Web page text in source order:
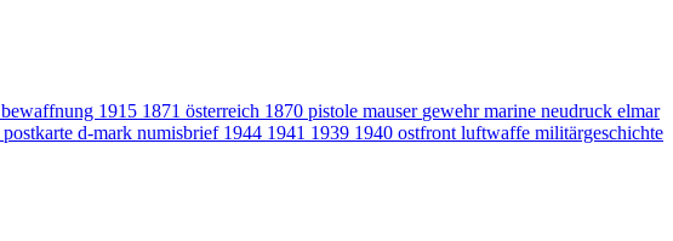
bewaffnung 1915 1871 österreich 1870 pistole mauser gewehrmarine neudruck elmar
postkarte d-mark numisbrief 1944 1941 1939 1940 ostfront luftwaffe militärgeschichte